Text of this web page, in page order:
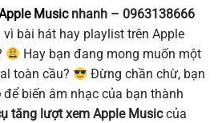
Musicnhanh – 0963138666
bài hát hay playlist trên Apple
Hay bạn đang mong muốn một
toàn cầu?
Đừng chần chừ, bạn
để biến âm nhạc của bạn thành
tăng lượt xem Apple Musiccủa